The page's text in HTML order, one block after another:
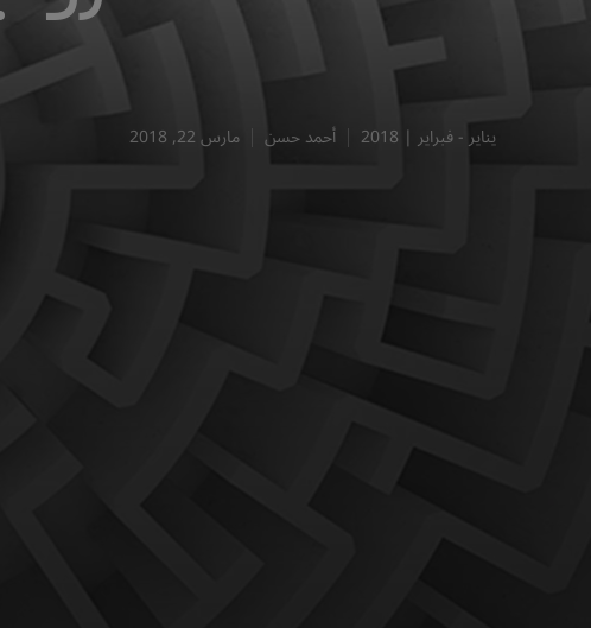
يناير - فبراير | 2018 أحمد حسن مارس 22, 2018